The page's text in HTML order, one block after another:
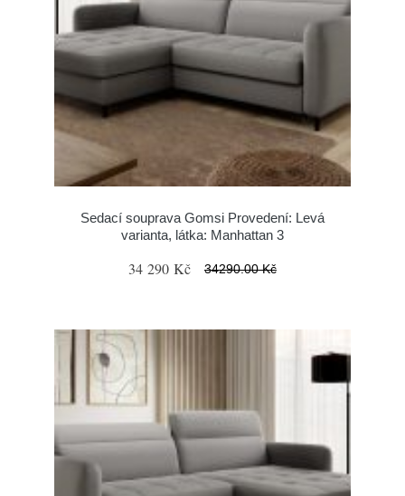
Sedací souprava Gomsi Provedení: Levá
varianta, látka: Manhattan 3
34 290 Kč 34290.00 Kč